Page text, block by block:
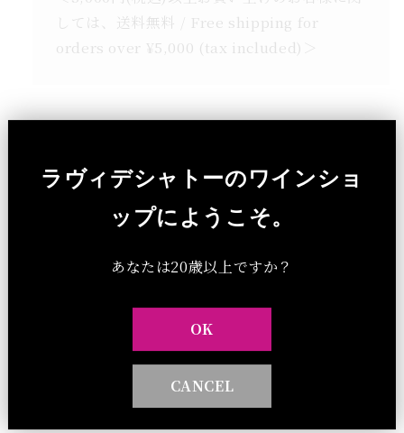
しては、送料無料 / Free shipping for
orders over ¥5,000 (tax included)＞
他のワイン
ラヴィデシャトーのワインショ
ップにようこそ。
あなたは20歳以上ですか？
OK
CANCEL